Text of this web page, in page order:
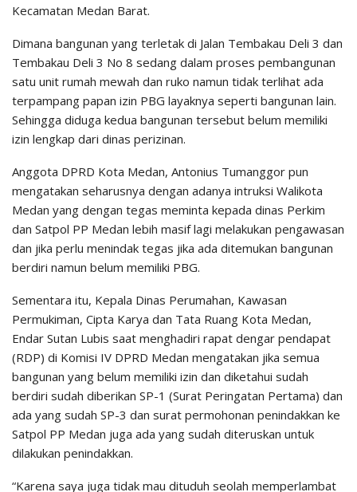
Kecamatan Medan Barat.
Dimana bangunan yang terletak di Jalan Tembakau Deli 3 dan
Tembakau Deli 3 No 8 sedang dalam proses pembangunan
satu unit rumah mewah dan ruko namun tidak terlihat ada
terpampang papan izin PBG layaknya seperti bangunan lain.
Sehingga diduga kedua bangunan tersebut belum memiliki
izin lengkap dari dinas perizinan.
Anggota DPRD Kota Medan, Antonius Tumanggor pun
mengatakan seharusnya dengan adanya intruksi Walikota
Medan yang dengan tegas meminta kepada dinas Perkim
dan Satpol PP Medan lebih masif lagi melakukan pengawasan
dan jika perlu menindak tegas jika ada ditemukan bangunan
berdiri namun belum memiliki PBG.
Sementara itu, Kepala Dinas Perumahan, Kawasan
Permukiman, Cipta Karya dan Tata Ruang Kota Medan,
Endar Sutan Lubis saat menghadiri rapat dengar pendapat
(RDP) di Komisi IV DPRD Medan mengatakan jika semua
bangunan yang belum memiliki izin dan diketahui sudah
berdiri sudah diberikan SP-1 (Surat Peringatan Pertama) dan
ada yang sudah SP-3 dan surat permohonan penindakkan ke
Satpol PP Medan juga ada yang sudah diteruskan untuk
dilakukan penindakkan.
“Karena saya juga tidak mau dituduh seolah memperlambat